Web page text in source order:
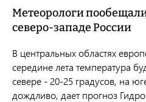
Метеорологи
северо-западе России
В центральных областях
середине лета температура
севере - 20-25 градусов, на
дождливо, дает прогноз